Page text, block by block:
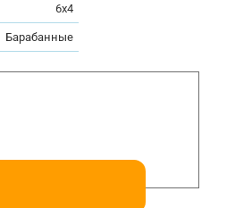
6x4
Барабанные